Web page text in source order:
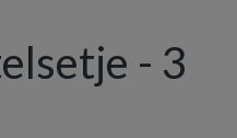
- 3